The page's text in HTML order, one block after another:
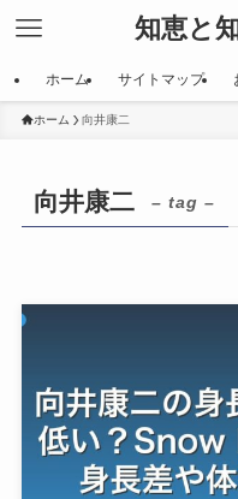
知恵と
ホーム サイトマップ
ホーム 向井康二
向井康二 – tag –